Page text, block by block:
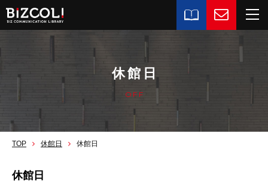
休館日
OFF
TOP 休館日 休館日
休館日